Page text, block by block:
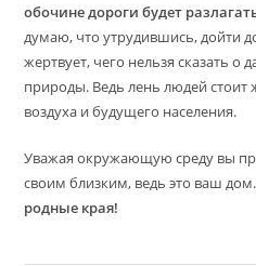
обочине дороги будет
думаю, что утрудившись, дойти
жертвует, чего нельзя сказать
природы. Ведь лень людей стоит
воздуха и будущего населения.
Уважая окружающую среду вы
своим близким, ведь это ваш
родные края!